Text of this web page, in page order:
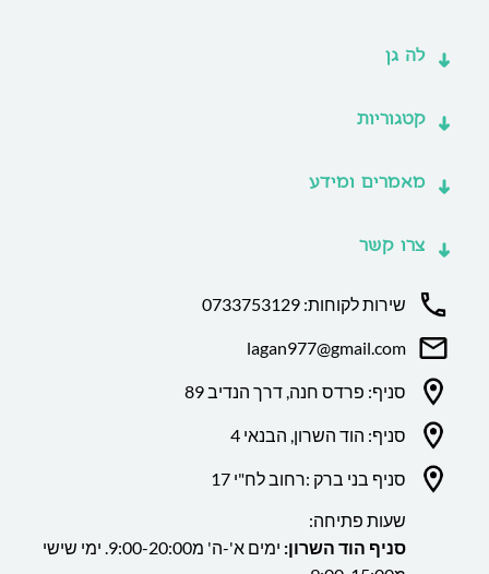
לה גן
קטגוריות
מאמרים ומידע
צרו קשר
שירות לקוחות: 0733753129
lagan977@gmail.com
סניף: פרדס חנה, דרך הנדיב 89
סניף: הוד השרון, הבנאי 4
סניף בני ברק :רחוב לח"י 17
שעות פתיחה:
סניף הוד השרון:
ימים א'-ה' מ9:00-20:00. ימי שישי